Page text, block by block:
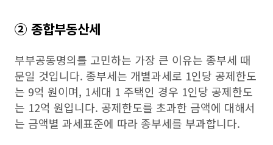
② 종합부동산세
부부공동명의를 고민하는 가장 큰 이유는 종부세 때
문일 것입니다. 종부세는 개별과세로 1인당 공제한도
는 9억 원이며, 1세대 1 주택인 경우 1인당 공제한도
는 12억 원입니다. 공제한도를 초과한 금액에 대해서
는 금액별 과세표준에 따라 종부세를 부과합니다.